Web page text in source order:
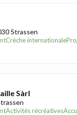
Strassen
Crèche internationale
Sàrl
Activités récréatives